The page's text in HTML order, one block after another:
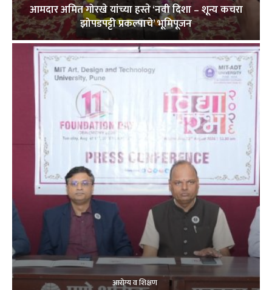
आमदार अमित गोरखे यांच्या हस्ते ‘नवी दिशा – शून्य कचरा
झोपडपट्टी प्रकल्पाचे’ भूमिपूजन
आरोग्य व शिक्षण